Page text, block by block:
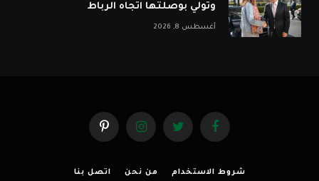
وتولي بوصلتها اتجاه الرباط
أغسطس 8, 2026
فيسبوك تويتر الانستغرامبينتيريست
شروط الاستخدام من نحن اتصل بنا